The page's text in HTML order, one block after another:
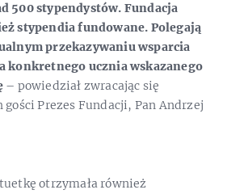
500 stypendystów. Fundacja
stypendia fundowane. Polegają
przekazywaniu wsparcia
konkretnego ucznia wskazanego
– powiedział zwracając się
gości Prezes Fundacji, Pan Andrzej
otrzymała również